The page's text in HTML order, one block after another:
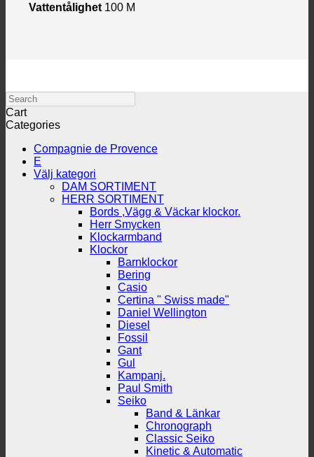
Vattentålighet 100 M
Search
Cart
Categories
Compagnie de Provence
E
Välj kategori
DAM SORTIMENT
HERR SORTIMENT
Bords ,Vägg & Väckar klockor.
Herr Smycken
Klockarmband
Klockor
Barnklockor
Bering
Casio
Certina " Swiss made"
Daniel Wellington
Diesel
Fossil
Gant
Gul
Kampanj.
Paul Smith
Seiko
Band & Länkar
Chronograph
Classic Seiko
Kinetic & Automatic